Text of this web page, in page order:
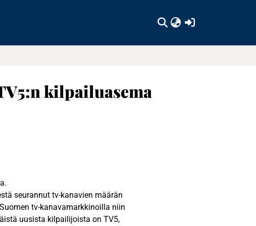
kilpailuasema
seurannut tv-kanavien määrän
tv-kanavamarkkinoilla niin
uusista kilpailijoista on TV5,